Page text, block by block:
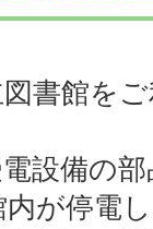
書館を
設備の
が停電